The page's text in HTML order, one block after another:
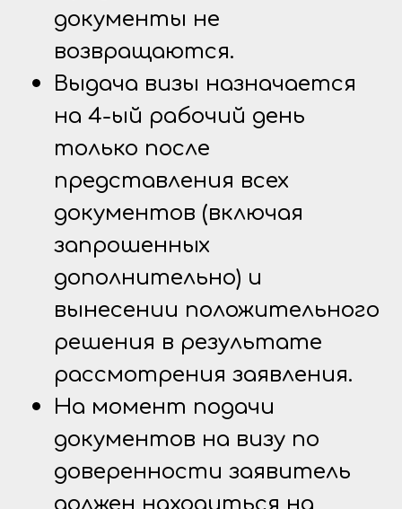
документы не
возвращаются.
Выдача визы назначается
на 4-ый рабочий день
только после
представления всех
документов (включая
запрошенных
дополнительно) и
вынесении положительного
решения в результате
рассмотрения заявления.
На момент подачи
документов на визу по
доверенности заявитель
должен находиться на